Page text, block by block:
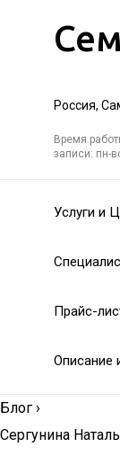
Россия,
Время
записи: пн-
Услуги и
Прайс-
Описание
Блог ›
Сергунина